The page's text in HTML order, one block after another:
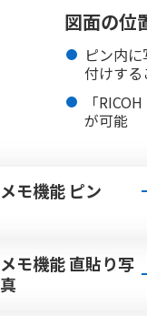
図面の位
ピン内
付けす
「
が可能
メモ機能 ピン
メモ機能 直貼り写
真